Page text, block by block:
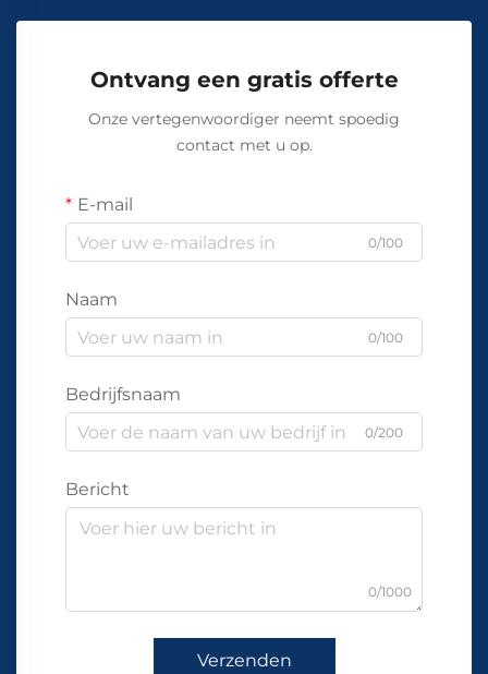
Ontvang een gratis offerte
Onze vertegenwoordiger neemt spoedig
contact met u op.
E-mail
0/100
Naam
0/100
Bedrijfsnaam
0/200
Bericht
0/1000
Verzenden